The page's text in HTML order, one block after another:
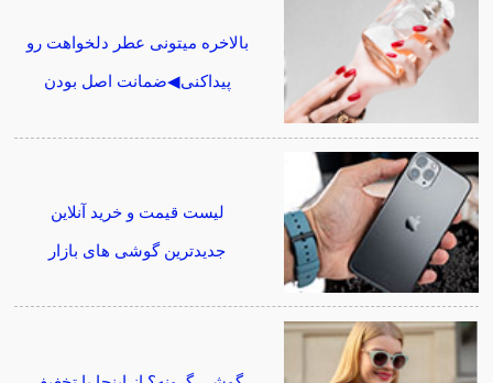
بالاخره میتونی عطر دلخواهت رو
پیداکنی◀ضمانت اصل بودن
لیست قیمت و خرید آنلاین
جدیدترین گوشی های بازار